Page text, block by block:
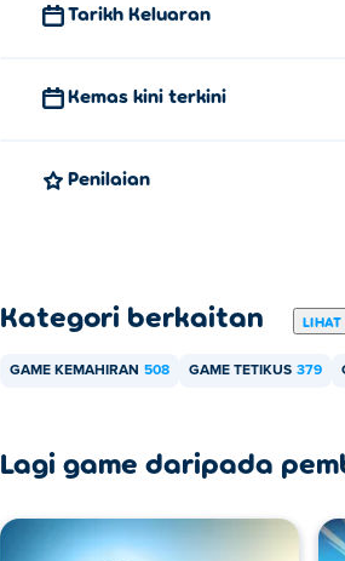
Tarikh Keluaran
Kemas kini terkini
Penilaian
Kategori berkaitan
GAME KEMAHIRAN 508 GAME TETIKUS 379
Lagi game daripada